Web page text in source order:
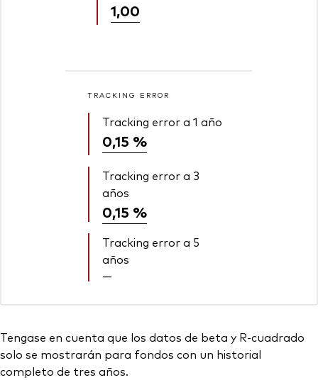
1,00
TRACKING ERROR
Tracking error a 1 año
0,15 %
Tracking error a 3
años
0,15 %
Tracking error a 5
años
—
Tengase en cuenta que los datos de beta y R-cuadrado
solo se mostrarán para fondos con un historial
completo de tres años.